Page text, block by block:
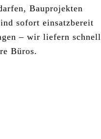
Bauprojekten
sofort einsatzbereit
– wir liefern schnell
Büros.